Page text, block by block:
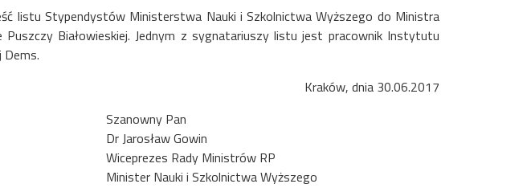
listu Stypendystów Ministerstwa Nauki i Szkolnictwa Wyższego do Ministra
Puszczy Białowieskiej. Jednym z sygnatariuszy listu jest pracownik Instytutu
Dems.
Kraków, dnia 30.06.2017
Szanowny Pan
Dr Jarosław Gowin
Wiceprezes Rady Ministrów RP
Minister Nauki i Szkolnictwa Wyższego